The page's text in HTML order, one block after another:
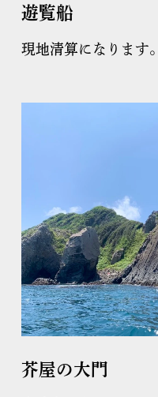
遊覧船
現地清算になります。
芥屋の大門